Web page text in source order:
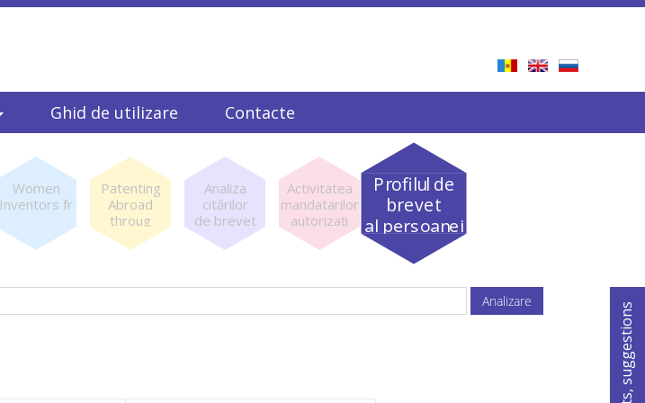
Ghid de utilizare Contacte
Women
Inventors fr
Patenting
Abroad
throug
Analiza
citărilor
de brevet
Activitatea
mandatarilor
autorizaţi
Profilul de
brevet
al persoanei